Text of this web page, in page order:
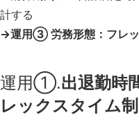
計する
→運用③ 労務形態：フレッ
運用①.出退勤時
レックスタイム制